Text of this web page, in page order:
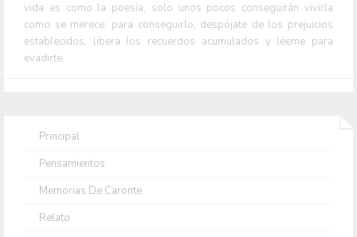
vida es como la poesía, solo unos pocos conseguirán vivirla
como se merece; para conseguirlo, despójate de los prejuicios
establecidos, libera los recuerdos acumulados y léeme para
evadirte.
Principal
Pensamientos
Memorias De Caronte
Relato